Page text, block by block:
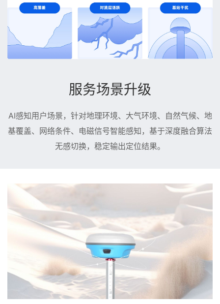
服务场景升级
AI感知用户场景，针对地理环境、大气环境、自然气候、地
基覆盖、网络条件、电磁信号智能感知，基于深度融合算法
无感切换，稳定输出定位结果。